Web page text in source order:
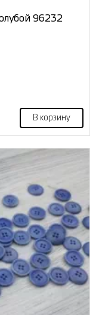
96232
В корзину